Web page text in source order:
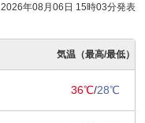
2026年08月06日 15時03分発表
気温（最高/最低）
36℃/28℃